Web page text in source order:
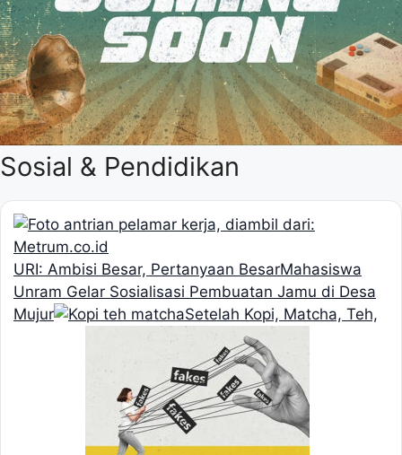
Sosial & Pendidikan
URI: Ambisi Besar, Pertanyaan BesarMahasiswa
Unram Gelar Sosialisasi Pembuatan Jamu di Desa
Mujur
Setelah Kopi, Matcha, Teh,